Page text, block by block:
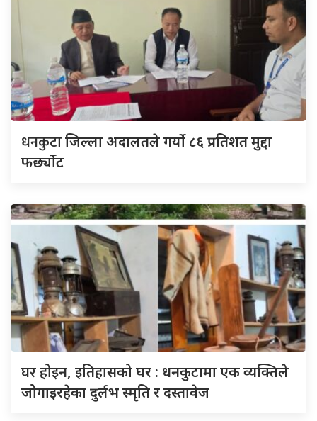
धनकुटाजिल्ला अदालतले गर्यो ८६ प्रतिशत मुद्दा
फर्छ्योट
घरहोइन, इतिहासको घर : धनकुटामा एक व्यक्तिले
जोगाइरहेका दुर्लभ स्मृति र दस्तावेज